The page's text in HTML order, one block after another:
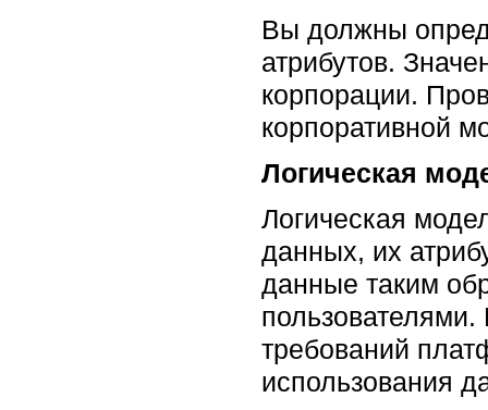
Вы должны
атрибутов.
корпорации.
корпоративной
Логическая
Логическая
данных, их
данные таким
требований
использования